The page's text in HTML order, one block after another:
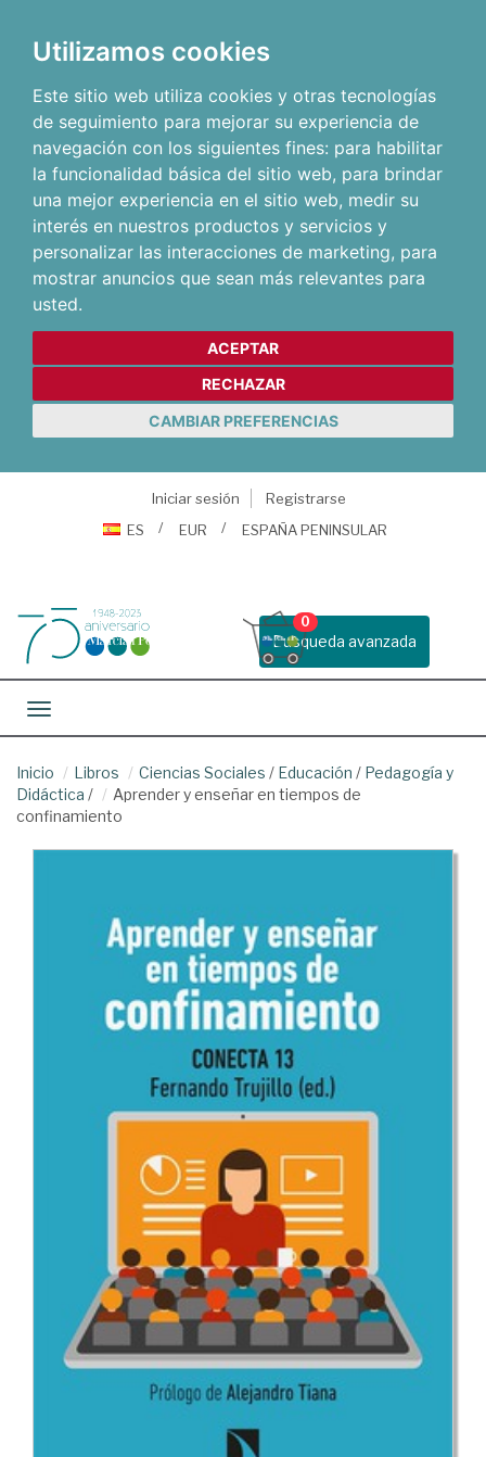
Utilizamos cookies
Este sitio web utiliza cookies y otras tecnologías
de seguimiento para mejorar su experiencia de
navegación con los siguientes fines: para habilitar
la funcionalidad básica del sitio web, para brindar
una mejor experiencia en el sitio web, medir su
interés en nuestros productos y servicios y
personalizar las interacciones de marketing, para
mostrar anuncios que sean más relevantes para
usted.
ACEPTAR
RECHAZAR
CAMBIAR PREFERENCIAS
Iniciar sesión
Registrarse
ES
EUR ESPAÑA PENINSULAR
Busqueda avanzada
0
Toggle navigation
Inicio Libros Ciencias Sociales / Educación / Pedagogía y
Didáctica /
Aprender y enseñar en tiempos de
confinamiento